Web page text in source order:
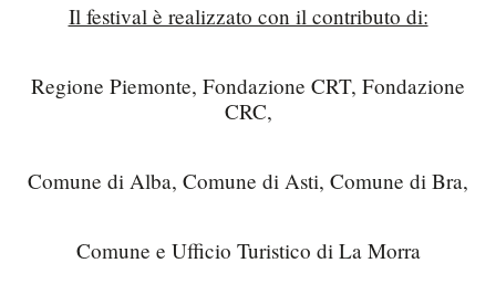
Il festival è realizzato con il contributo di:
Regione Piemonte, Fondazione CRT, Fondazione
CRC,
Comune di Alba, Comune di Asti, Comune di Bra,
Comune e Ufficio Turistico di La Morra